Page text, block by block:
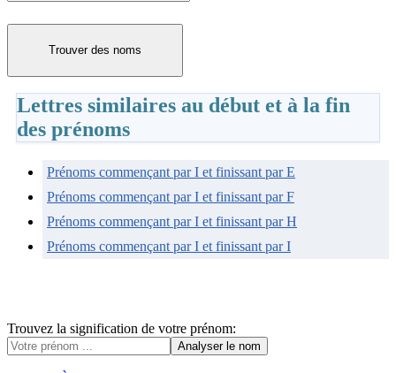
Trouver des noms
Lettres similaires au début et à la fin
des prénoms
Prénoms commençant par I et finissant par E
Prénoms commençant par I et finissant par F
Prénoms commençant par I et finissant par H
Prénoms commençant par I et finissant par I
Trouvez la signification de votre prénom: